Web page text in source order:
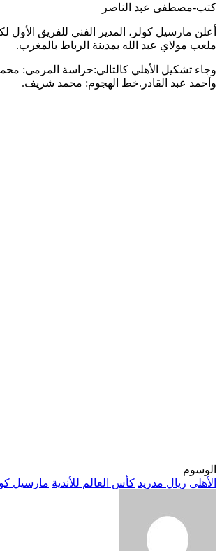
كتب-مصطفى عبد الناصر
أعلن مارسيل كولر، المدير الفني للفريق
ملعب مولاي عبد الله بمدينة الرباط بالمغرب.
وجاء تشكيل الأهلي كالتالي:حراسة المرمى:
وأحمد عبد القادر.خط الهجوم: محمد شريف.
الوسوم
الأهلى ريال مدريد كأس العالم للأندية مارسيل